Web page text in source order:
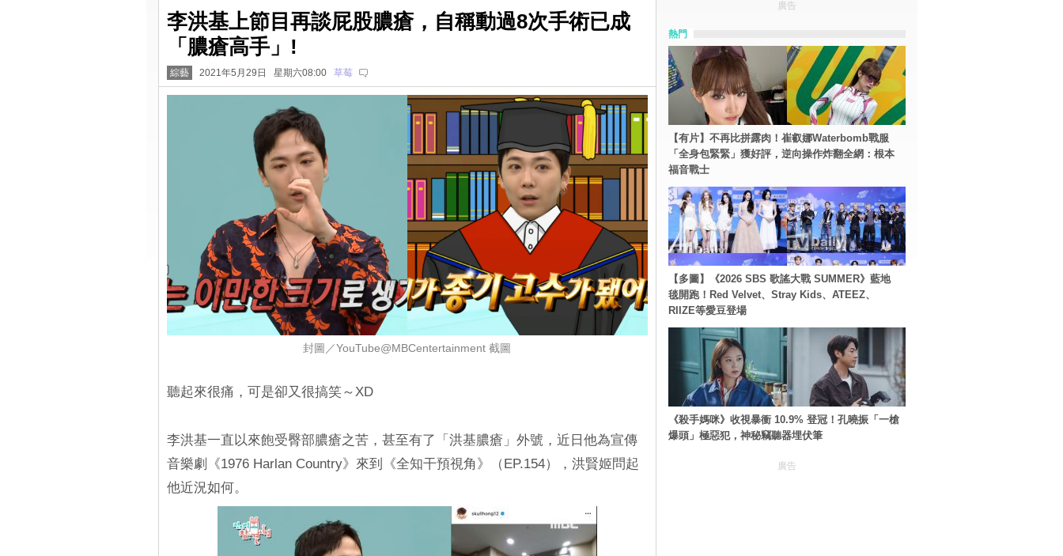
李洪基上節目再談屁股膿瘡，自稱動過8次手術已成
「膿瘡高手」!
綜藝 2021年5月29日 星期六08:00 草莓
封圖／YouTube@MBCentertainment 截圖
聽起來很痛，可是卻又很搞笑～XD
李洪基一直以來飽受臀部膿瘡之苦，甚至有了「洪基膿瘡」外號，近日他為宣傳
音樂劇《1976 Harlan Country》來到《全知干預視角》（EP.154），洪賢姬問起
他近況如何。
廣告
熱門
【有片】不再比拼露肉！崔叡娜Waterbomb戰服
「全身包緊緊」獲好評，逆向操作炸翻全網：根本
福音戰士
【多圖】《2026 SBS 歌謠大戰 SUMMER》藍地
毯開跑！Red Velvet、Stray Kids、ATEEZ、
RIIZE等愛豆登場
《殺手媽咪》收視暴衝 10.9% 登冠！孔曉振「一槍
爆頭」極惡犯，神秘竊聽器埋伏筆
廣告